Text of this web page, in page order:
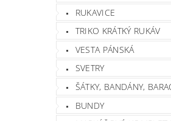
RUKAVICE
TRIKO KRÁTKÝ RUKÁV
VESTA PÁNSKÁ
SVETRY
ŠÁTKY, BANDÁNY,
BUNDY